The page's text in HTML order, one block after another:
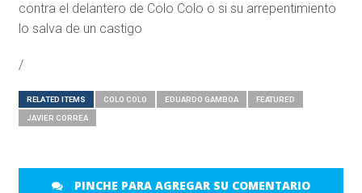
contra el delantero de Colo Colo o si su arrepentimiento
lo salva de un castigo
/
RELATED ITEMS COLO COLO EDUARDO GAMBOA FEATURED
JAVIER CORREA
PINCHE PARA AGREGAR SU COMENTARIO